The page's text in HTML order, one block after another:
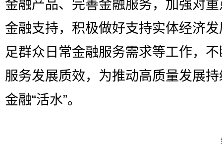
金融产品、完善金融服务，加强对
金融支持，积极做好支持实体经济
足群众日常金融服务需求等工作，
服务发展质效，为推动高质量发展
金融“活水”。